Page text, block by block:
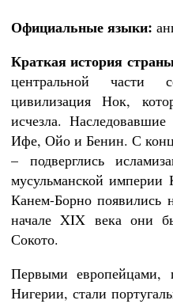
Официальные языки:
Краткая история
центральной части
цивилизация Нок,
исчезла.
Ифе, Ойо и Бенин. С
– подверглись
мусульманской
Канем-Борно появились
начале XIX века они
Сокото.
Первыми европейцами,
Нигерии, стали